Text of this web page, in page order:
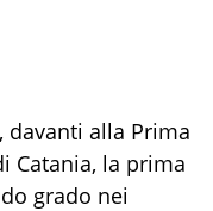
davanti alla Prima
Catania, la prima
grado nei